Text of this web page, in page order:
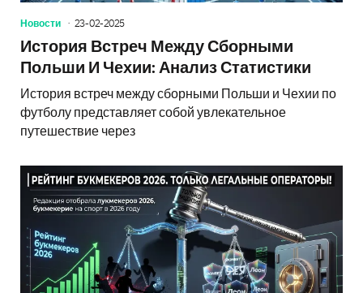
Новости 23-02-2025
История Встреч Между Сборными
Польши И Чехии: Анализ Статистики
История встреч между сборными Польши и Чехии по
футболу представляет собой увлекательное
путешествие через